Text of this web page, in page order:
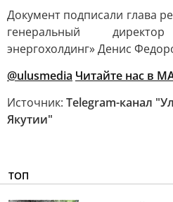
Документ подписали глава
генеральный
энергохолдинг» Денис
@ulusmedia Читайте нас в
Источник: Telegram-канал
Якутии"
ТОП